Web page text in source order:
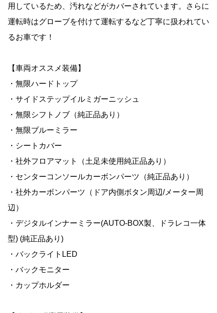
用しているため、汚れなどがカバーされています。さらに
運転時はグローブを付けて運転するなど丁寧に扱われてい
るお車です！
【車両オススメ装備】
・無限ハードトップ
・サイドステップイルミガーニッシュ
・無限シフトノブ（純正品あり）
・無限ブルーミラー
・シートカバー
・社外フロアマット（土足未使用純正品あり）
・センターコンソールカーボンパーツ（純正品あり）
・社外カーボンパーツ（ドア内側ボタン周辺/メーター周
辺）
・デジタルインナーミラー(AUTO-BOX製、ドラレコ一体
型) (純正品あり)
・バックライトLED
・バックモニター
・カップホルダー